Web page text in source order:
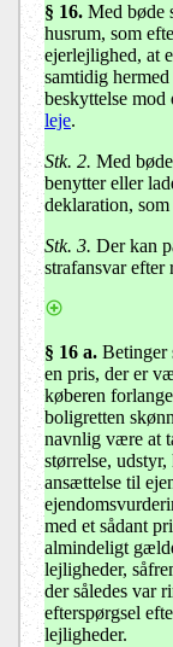
§ 16. Med bøde
husrum, som
ejerlejlighed, at
samtidig
beskyttelse
leje.
Stk. 2. Med
benytter eller
deklaration,
Stk. 3. Der kan
strafansvar efter
§ 16 a. Betinger
en pris, der er
køberen
boligretten
navnlig være at
størrelse,
ansættelse til
med et sådant
almindeligt
lejligheder,
der således var
efterspørgsel
lejligheder.